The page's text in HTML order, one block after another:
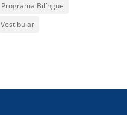
Programa Bilíngue
Vestibular